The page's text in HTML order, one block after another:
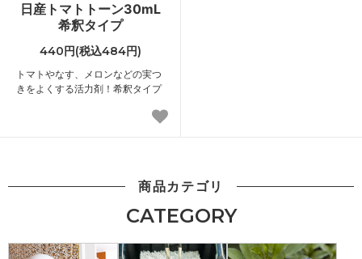
日産トマトトーン30mL
希釈タイプ
440円(税込484円)
トマトやなす、メロンなどの実つ
きをよくする活力剤！希釈タイプ
商品カテゴリ
CATEGORY